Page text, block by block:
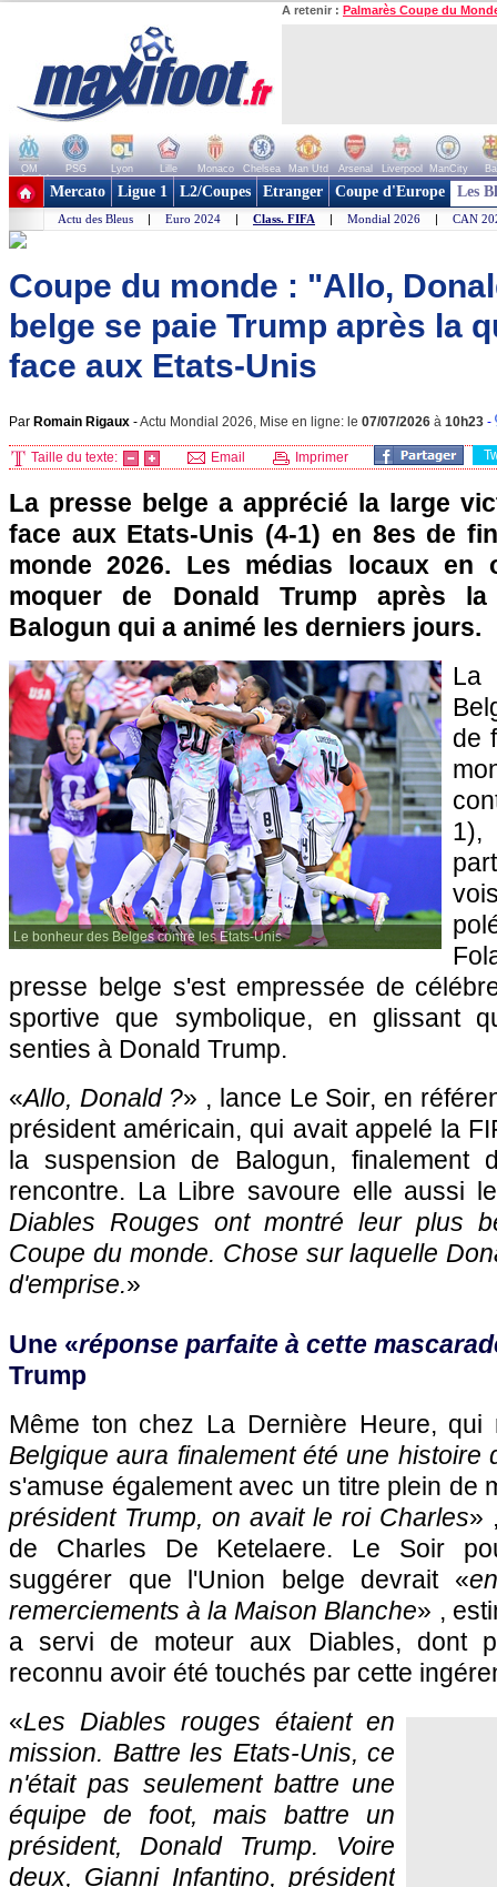
A retenir : Palmarès Coupe du
OM PSG Lyon Lille Monaco Chelsea Man Utd Arsenal Liverpool ManCity
+ de clubs
Mercato Ligue 1 L2/Coupes Etranger Coupe d'Europe Les
Actu des Bleus | Euro 2024 | Class. FIFA | Mondial 2026 | CAN
Coupe du monde : "Allo,
belge se paie Trump après la
face aux Etats-Unis
Par Romain Rigaux -Actu Mondial 2026, Mise en ligne: le 07/07/2026 à 10h23 -
Taille du texte: Email Imprimer
La presse belge a apprécié la large
face aux Etats-Unis (4-1) en 8es de
monde 2026. Les médias locaux
moquer de Donald Trump après la
Balogun qui a animé les derniers jours.
Le bonheur des Belges contre les Etats-Unis
La
de
presse belge s'est empressée de
sportive que symbolique, en glissant
senties à Donald Trump.
«Allo, Donald ?» , lance Le Soir, en
président américain, qui avait appelé la
la suspension de Balogun, finalement
rencontre. La Libre savoure elle aussi
Diables Rouges ont montré leur plus
Coupe du monde. Chose sur laquelle
d'emprise.»
Une «réponse parfaite à cette
Trump
Même ton chez La Dernière Heure, qui
Belgique aura finalement été une histoire
s'amuse également avec un titre plein de
président Trump, on avait le roi Charles»
de Charles De Ketelaere. Le Soir
suggérer que l'Union belge devrait «
remerciements à la Maison Blanche» ,
a servi de moteur aux Diables, dont
reconnu avoir été touchés par cette
«Les Diables rouges étaient en
mission. Battre les Etats-Unis, ce
n'était pas seulement battre une
équipe de foot, mais battre un
président, Donald Trump. Voire
deux, Gianni Infantino, président